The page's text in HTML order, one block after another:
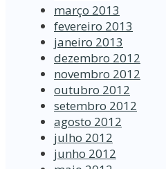
março 2013
fevereiro 2013
janeiro 2013
dezembro 2012
novembro 2012
outubro 2012
setembro 2012
agosto 2012
julho 2012
junho 2012